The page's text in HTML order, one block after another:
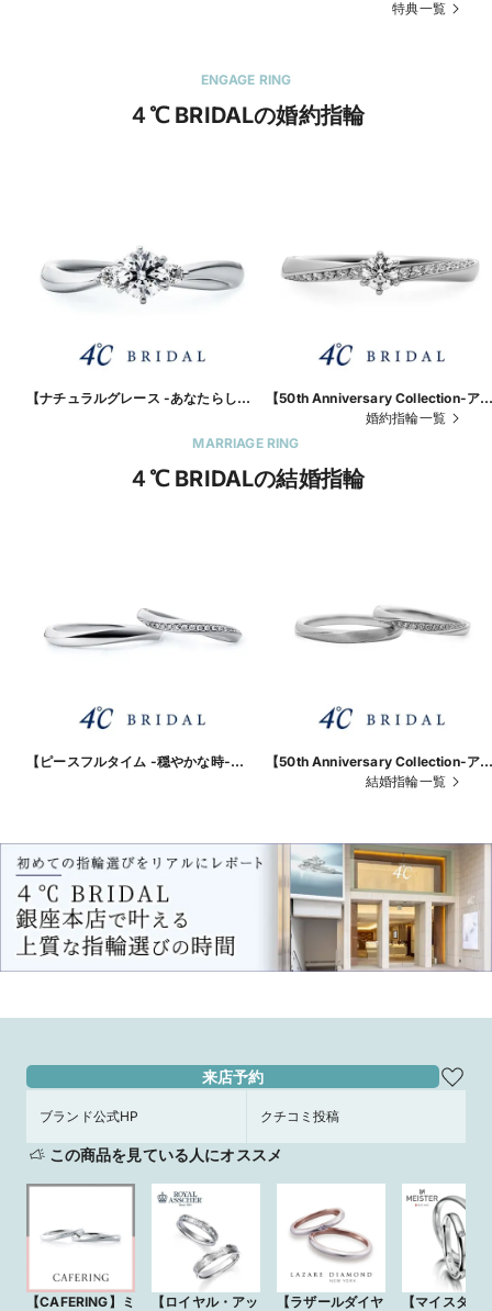
特典一覧
ENGAGE RING
４℃ BRIDALの婚約指輪
【ナチュラルグレース -あなたらし
【50th Anniversary Collection-ア
アループ-】永遠をイメージした流れ
るライン
婚約指輪一覧
MARRIAGE RING
４℃ BRIDALの結婚指輪
【ピースフルタイム -穏やかな時-】
【50th Anniversary Collection-ア
アループ-】緩やかな流れは永遠をイ
結婚指輪一覧
来店予約
ブランド公式HP クチコミ投稿
この商品を見ている人にオススメ
【CAFERING】ミ
【ロイヤル・アッ
【ラザールダイヤ
【マイスター